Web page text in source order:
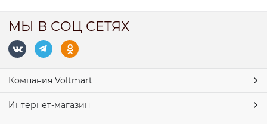
МЫ В СОЦ СЕТЯХ
Компания Voltmart
Интернет-магазин